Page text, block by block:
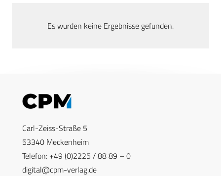
Es wurden keine Ergebnisse gefunden.
Carl-Zeiss-Straße 5
53340 Meckenheim
Telefon: +49 (0)2225 / 88 89 – 0
digital@cpm-verlag.de